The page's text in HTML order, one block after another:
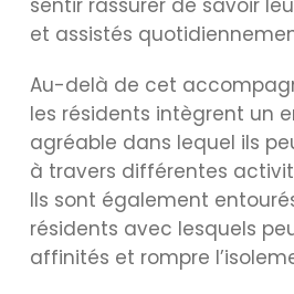
sentir rassurer de savoir
et assistés
Au-delà de cet
les résidents intègrent un
agréable dans lequel ils
à travers différentes
Ils sont également
résidents avec lesquels
affinités et rompre